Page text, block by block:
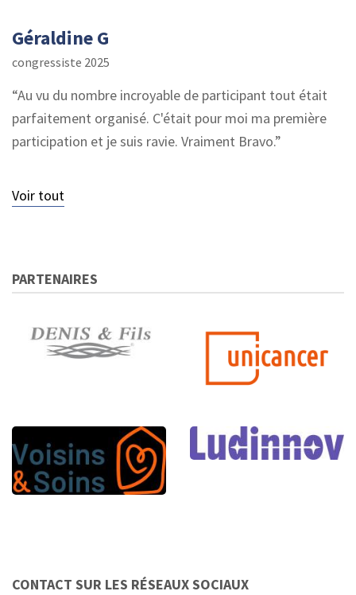
Géraldine G
congressiste 2025
Au vu du nombre incroyable de participant tout était
parfaitement organisé. C'était pour moi ma première
participation et je suis ravie. Vraiment Bravo.
Voir tout
PARTENAIRES
CONTACT SUR LES RÉSEAUX SOCIAUX